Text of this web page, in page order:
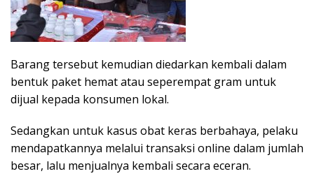
Barang tersebut kemudian diedarkan kembali dalam
bentuk paket hemat atau seperempat gram untuk
dijual kepada konsumen lokal.
Sedangkan untuk kasus obat keras berbahaya, pelaku
mendapatkannya melalui transaksi online dalam jumlah
besar, lalu menjualnya kembali secara eceran.